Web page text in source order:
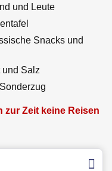
und Leute
Snacks und
Salz
Zeit keine Reisen